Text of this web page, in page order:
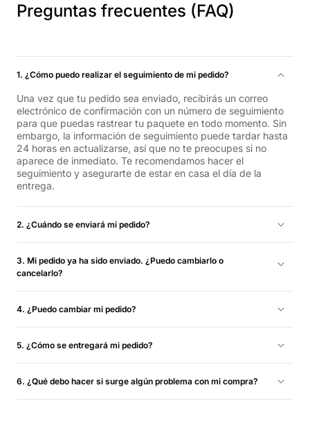
Preguntas frecuentes (FAQ)
1. ¿Cómo puedo realizar el seguimiento de mi pedido?
Una vez que tu pedido sea enviado, recibirás un correo
electrónico de confirmación con un número de seguimiento
para que puedas rastrear tu paquete en todo momento. Sin
embargo, la información de seguimiento puede tardar hasta
24 horas en actualizarse, así que no te preocupes si no
aparece de inmediato. Te recomendamos hacer el
seguimiento y asegurarte de estar en casa el día de la
entrega.
2. ¿Cuándo se enviará mi pedido?
siguiente día hábil y se entregan en un plazo de 1 a 5 días
hábiles. Para obtener más información, consulta nuestra
3. Mi pedido ya ha sido enviado. ¿Puedo cambiarlo o
cancelarlo?
que ha sido enviado.
4. ¿Puedo cambiar mi pedido?
eficiente, te recomendamos devolver el producto original.
información, consulta nuestra Política de devoluciones y
5. ¿Cómo se entregará mi pedido?
de DX. Recibirás un correo electrónico con el número de
6. ¿Qué debo hacer si surge algún problema con mi compra?